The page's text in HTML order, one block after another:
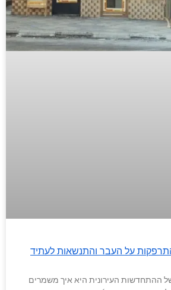
על העבר והתנשאות לעתיד
ההתחדשות העירונית היא איך משמרים